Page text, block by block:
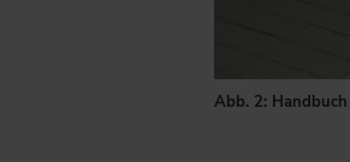
Abb. 2: